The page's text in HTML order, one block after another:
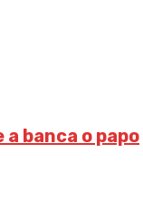
a banca o papo